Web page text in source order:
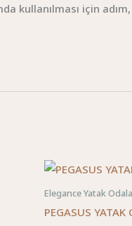
kullanılması için
Elegance Yatak
PEGASUS YATAK